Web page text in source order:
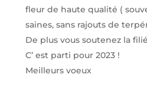
fleur de haute qualité (
saines, sans rajouts de
De plus vous soutenez la
C’ est parti pour 2023 !
Meilleurs voeux